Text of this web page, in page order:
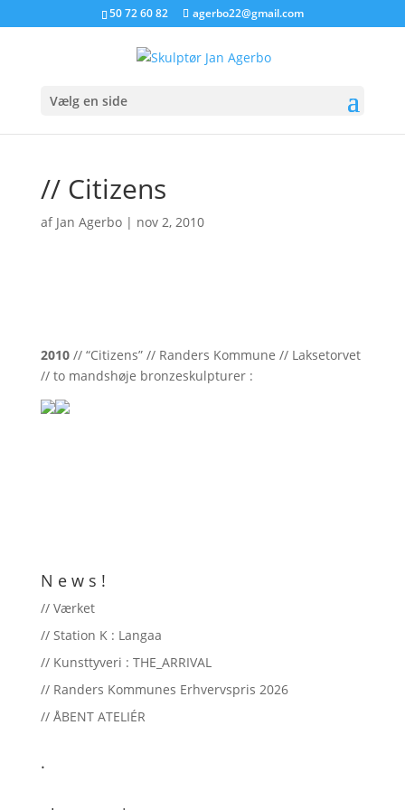
50 72 60 82 agerbo22@gmail.com
Vælg en side
// Citizens
af Jan Agerbo| nov 2, 2010
2010// “Citizens” // Randers Kommune // Laksetorvet
// to mandshøje bronzeskulpturer :
N e w s !
// Værket
// Station K : Langaa
// Kunsttyveri : THE_ARRIVAL
// Randers Kommunes Erhvervspris 2026
// ÅBENT ATELIÉR
.